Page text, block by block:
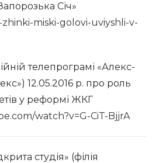
Січ»
miski-golovi-uviyshli-v-
телепрограмі «Алекс-
12.05.2016 р. про роль
у реформі ЖКГ
watch?v=G-CiT-BjjrA
студія» (філія